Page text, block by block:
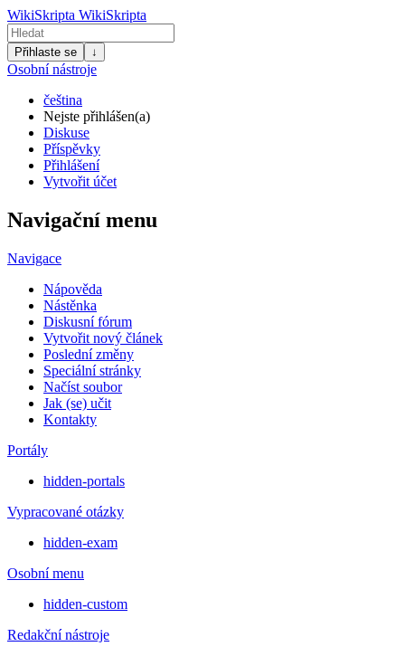
WikiSkripta WikiSkripta
Přihlaste se ↓
Osobní nástroje
čeština
Nejste přihlášen(a)
Diskuse
Příspěvky
Přihlášení
Vytvořit účet
Navigační menu
Navigace
Nápověda
Nástěnka
Diskusní fórum
Vytvořit nový článek
Poslední změny
Speciální stránky
Načíst soubor
Jak (se) učit
Kontakty
Portály
hidden-portals
Vypracované otázky
hidden-exam
Osobní menu
hidden-custom
Redakční nástroje